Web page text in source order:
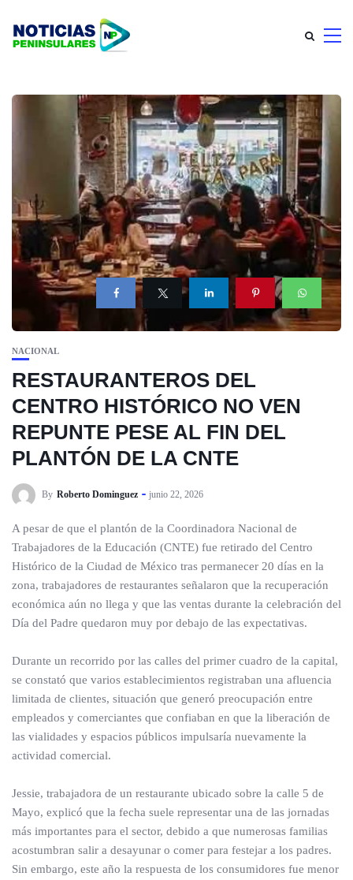
NACIONAL
RESTAURANTEROS DEL
CENTRO HISTÓRICO NO VEN
REPUNTE PESE AL FIN DEL
PLANTÓN DE LA CNTE
By Roberto Dominguez junio 22, 2026
A pesar de que el plantón de la Coordinadora Nacional de
Trabajadores de la Educación (CNTE) fue retirado del Centro
Histórico de la Ciudad de México tras permanecer 20 días en la
zona, trabajadores de restaurantes señalaron que la recuperación
económica aún no llega y que las ventas durante la celebración del
Día del Padre quedaron muy por debajo de las expectativas.
Durante un recorrido por las calles del primer cuadro de la capital,
se constató que varios establecimientos registraban una afluencia
limitada de clientes, situación que generó preocupación entre
empleados y comerciantes que confiaban en que la liberación de
las vialidades y espacios públicos impulsaría nuevamente la
actividad comercial.
Jessie, trabajadora de un restaurante ubicado sobre la calle 5 de
Mayo, explicó que la fecha suele representar una de las jornadas
más importantes para el sector, debido a que numerosas familias
acostumbran salir a desayunar o comer para festejar a los padres.
Sin embargo, este año la respuesta de los consumidores fue menor